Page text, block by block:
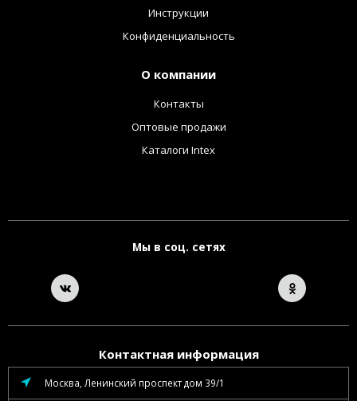
Инструкции
Конфиденциальность
О компании
Контакты
Оптовые продажи
Каталоги Intex
Мы в соц. сетях
Контактная информация
Москва, Ленинский проспект дом 39/1